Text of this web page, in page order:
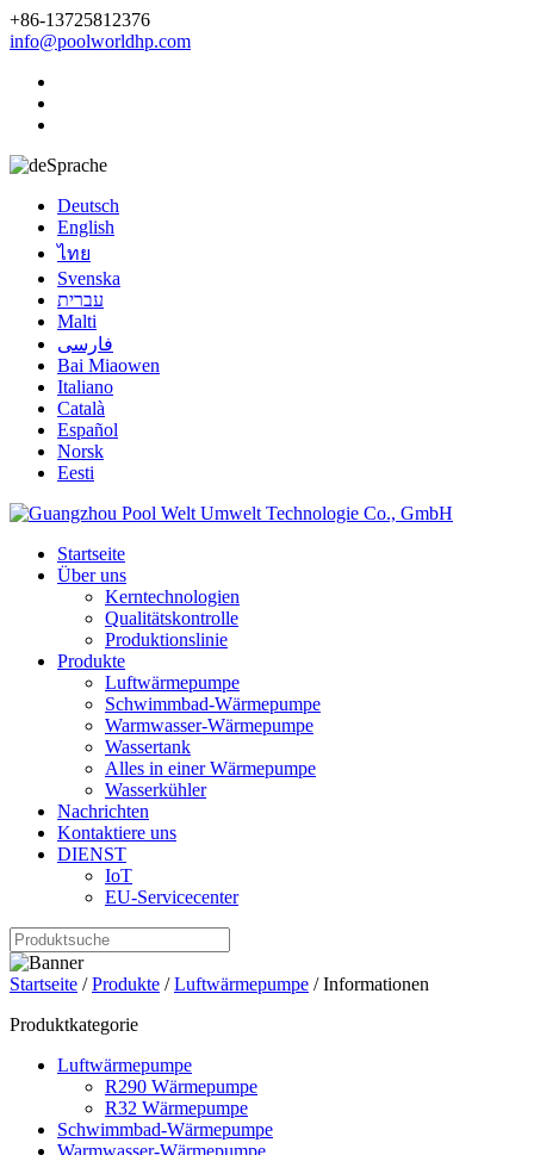
+86-13725812376
info@poolworldhp.com
Sprache
Deutsch
English
ไทย
Svenska
עברית
Malti
فارسی
Bai Miaowen
Italiano
Català
Español
Norsk
Eesti
Startseite
Über uns
Kerntechnologien
Qualitätskontrolle
Produktionslinie
Produkte
Luftwärmepumpe
Schwimmbad-Wärmepumpe
Warmwasser-Wärmepumpe
Wassertank
Alles in einer Wärmepumpe
Wasserkühler
Nachrichten
Kontaktiere uns
DIENST
IoT
EU-Servicecenter
Startseite /Produkte /Luftwärmepumpe / Informationen
Produktkategorie
Luftwärmepumpe
R290 Wärmepumpe
R32 Wärmepumpe
Schwimmbad-Wärmepumpe
Warmwasser-Wärmepumpe